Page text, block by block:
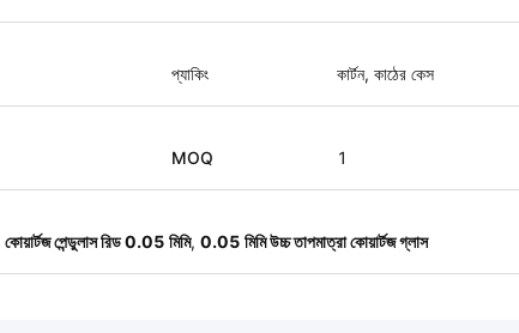
প্যাকিং কার্টন, কাঠের কেস
MOQ 1
কোয়ার্টজ পেন্ডুলাস রিড 0.05 মিমি, 0.05 মিমি উচ্চ তাপমাত্রা কোয়ার্টজ গ্লাস